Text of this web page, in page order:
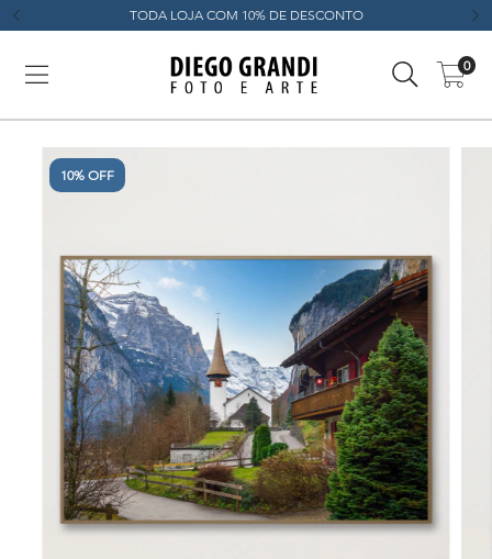
TODA LOJA COM 10% DE DESCONTO
0
10% OFF